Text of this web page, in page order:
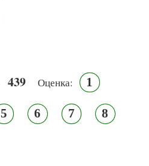
439 Оценка: 1
5 6 7 8